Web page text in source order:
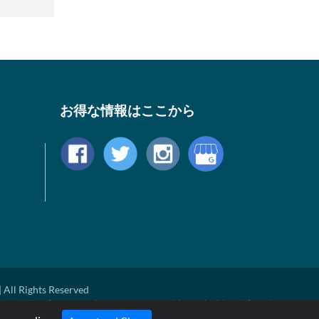
お得な情報はここから
Rights Reserved
食品医療局により評価されておらず病気の診断、治療、治